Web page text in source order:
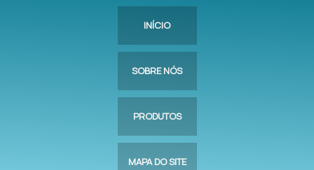
INÍCIO
SOBRE NÓS
PRODUTOS
MAPA DO SITE